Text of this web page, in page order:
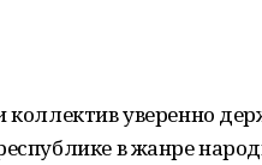
коллектив уверенно
в жанре